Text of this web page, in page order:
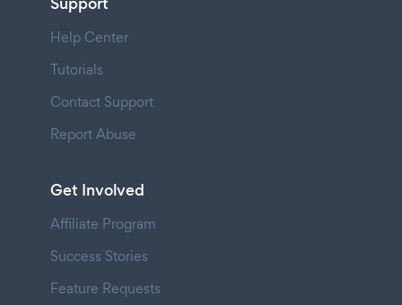
Help Center
Tutorials
Contact Support
Report Abuse
Get Involved
Affiliate Program
Success Stories
Feature Requests